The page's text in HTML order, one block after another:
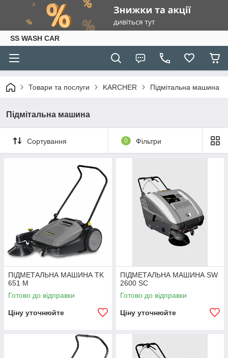
SS WASH CAR
Товари та послуги KARCHER Підмітальна машина
Підмітальна машина
Сортування 0 Фільтри
ПІДМЕТАЛЬНА МАШИНА TK
651 M
Готово до відправки
Ціну уточнюйте
ПІДМЕТАЛЬНА МАШИНА SW
2600 SC
Готово до відправки
Ціну уточнюйте